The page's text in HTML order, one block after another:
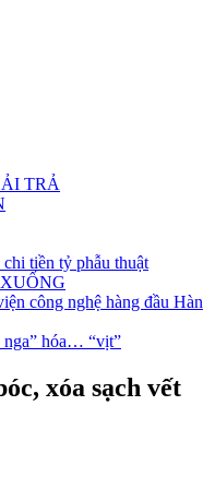
TRẢ
tiền tỷ phẫu thuật
công nghệ hàng đầu Hàn
nga” hóa… “vịt”
xóa sạch vết